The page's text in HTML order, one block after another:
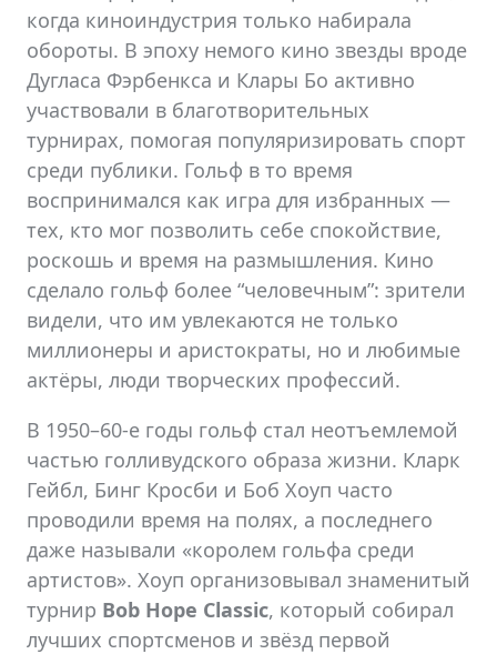
когда киноиндустрия только набирала
обороты. В эпоху немого кино звезды вроде
Дугласа Фэрбенкса и Клары Бо активно
участвовали в благотворительных
турнирах, помогая популяризировать спорт
среди публики. Гольф в то время
воспринимался как игра для избранных —
тех, кто мог позволить себе спокойствие,
роскошь и время на размышления. Кино
сделало гольф более “человечным”: зрители
видели, что им увлекаются не только
миллионеры и аристократы, но и любимые
актёры, люди творческих профессий.
В 1950–60-е годы гольф стал неотъемлемой
частью голливудского образа жизни. Кларк
Гейбл, Бинг Кросби и Боб Хоуп часто
проводили время на полях, а последнего
даже называли «королем гольфа среди
артистов». Хоуп организовывал знаменитый
турнир Bob Hope Classic, который собирал
лучших спортсменов и звёзд первой